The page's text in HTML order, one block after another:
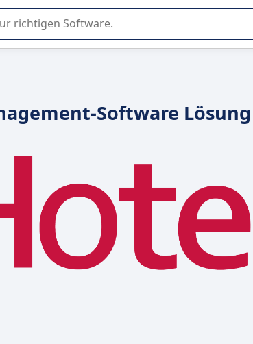
Auswahl von SaaS-Software in Unternehmen.
Software Lösung